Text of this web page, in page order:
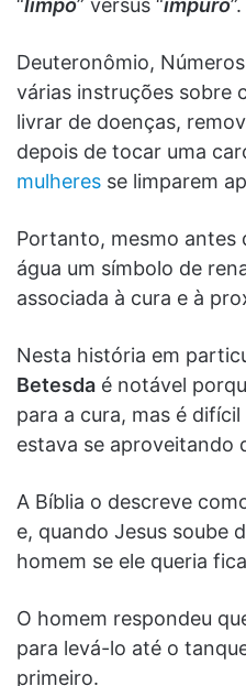
Deuteronômio,
várias instruções sobre
livrar de doenças,
depois de tocar uma
mulheres se limparem
Portanto, mesmo antes
água um símbolo de
associada à cura e à
Nesta história em
Betesda é notável
para a cura, mas é
estava se aproveitando
A Bíblia o descreve
e, quando Jesus soube
homem se ele queria
O homem respondeu
para levá-lo até o
primeiro.